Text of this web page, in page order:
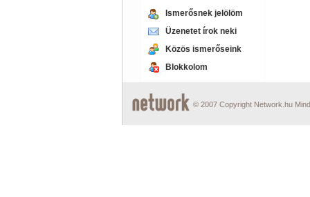
Ismerősnek jelölöm
Üzenetet írok neki
Közös ismerőseink
Blokkolom
© 2007 Copyright Network.hu